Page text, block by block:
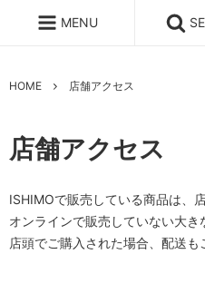
MENU
HOME 店舗アクセス
店舗アクセス
ISHIMOで販売している商品は、
オンラインで販売していない大き
店頭でご購入された場合、配送も